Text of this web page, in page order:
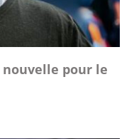
nouvelle pour le